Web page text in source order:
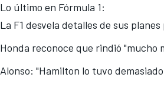
Lo último en Fórmula 1:
La F1 desvela detalles de sus
Honda reconoce que rindió "mucho
Alonso: "Hamilton lo tuvo